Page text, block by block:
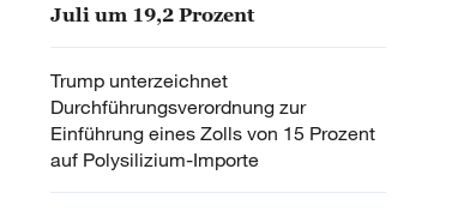
Juli um 19,2 Prozent
Trump unterzeichnet
Durchführungsverordnung zur
Einführung eines Zolls von 15 Prozent
auf Polysilizium-Importe